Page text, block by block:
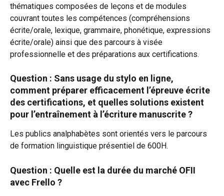
thématiques composées de leçons et de modules
couvrant toutes les compétences (compréhensions
écrite/orale, lexique, grammaire, phonétique, expressions
écrite/orale) ainsi que des parcours à visée
professionnelle et des préparations aux certifications.
Question : Sans usage du stylo en ligne,
comment préparer efficacement l’épreuve écrite
des certifications, et quelles solutions existent
pour l’entraînement à l’écriture manuscrite ?​
Les publics analphabètes sont orientés vers le parcours
de formation linguistique présentiel de 600H.
Question : Quelle est la durée du marché OFII
avec Frello ?​